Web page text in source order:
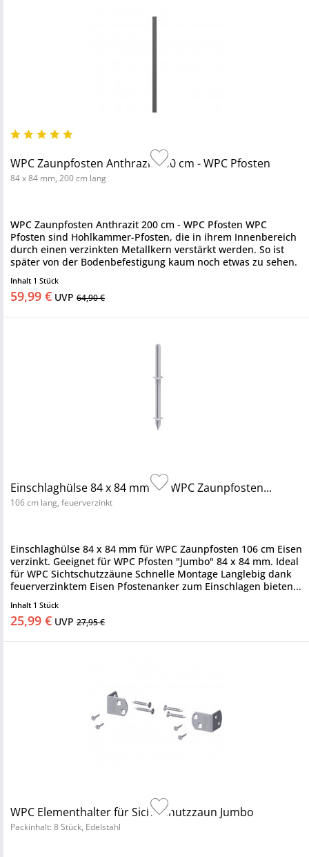
WPC Zaunpfosten Anthrazit 200 cm - WPC Pfosten
84 x 84 mm, 200 cm lang
WPC Zaunpfosten Anthrazit 200 cm - WPC Pfosten WPC
Pfosten sind Hohlkammer-Pfosten, die in ihrem Innenbereich
durch einen verzinkten Metallkern verstärkt werden. So ist
später von der Bodenbefestigung kaum noch etwas zu sehen.
Inhalt 1 Stück
59,99 € UVP 64,90 €
Einschlaghülse 84 x 84 mm für WPC Zaunpfosten...
106 cm lang, feuerverzinkt
Einschlaghülse 84 x 84 mm für WPC Zaunpfosten 106 cm Eisen
verzinkt. Geeignet für WPC Pfosten "Jumbo" 84 x 84 mm. Ideal
für WPC Sichtschutzzäune Schnelle Montage Langlebig dank
feuerverzinktem Eisen Pfostenanker zum Einschlagen bieten...
Inhalt 1 Stück
25,99 € UVP 27,95 €
WPC Elementhalter für Sichtschutzzaun Jumbo
Packinhalt: 8 Stück, Edelstahl